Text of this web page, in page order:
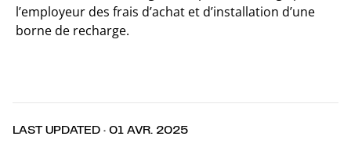
l’employeur des frais d’achat et d’installation d’une
borne de recharge.
LAST UPDATED · 01 AVR. 2025